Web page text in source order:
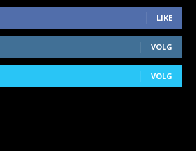
LIKE
VOLG
VOLG